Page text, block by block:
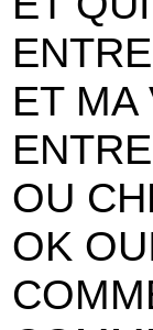
ET MA
OU
OK